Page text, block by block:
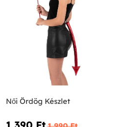
Női Ördög Készlet